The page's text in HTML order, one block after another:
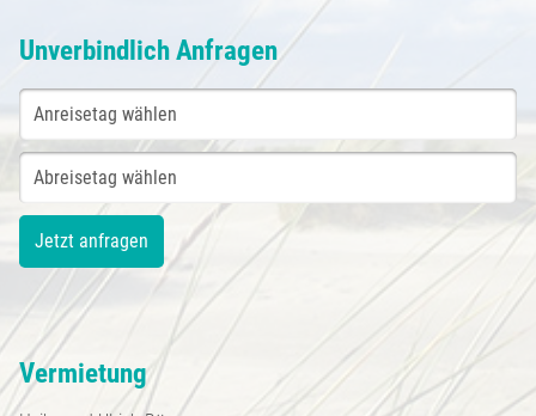
Unverbindlich Anfragen
Vermietung